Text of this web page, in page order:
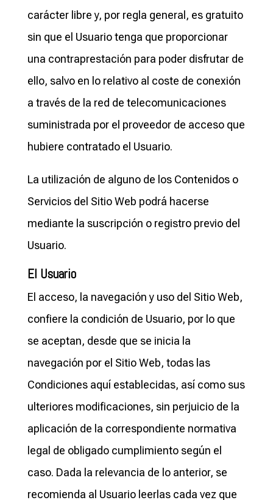
carácter libre y, por regla general, es gratuito
sin que el Usuario tenga que proporcionar
una contraprestación para poder disfrutar de
ello, salvo en lo relativo al coste de conexión
a través de la red de telecomunicaciones
suministrada por el proveedor de acceso que
hubiere contratado el Usuario.
La utilización de alguno de los Contenidos o
Servicios del Sitio Web podrá hacerse
mediante la suscripción o registro previo del
Usuario.
El Usuario
El acceso, la navegación y uso del Sitio Web,
confiere la condición de Usuario, por lo que
se aceptan, desde que se inicia la
navegación por el Sitio Web, todas las
Condiciones aquí establecidas, así como sus
ulteriores modificaciones, sin perjuicio de la
aplicación de la correspondiente normativa
legal de obligado cumplimiento según el
caso. Dada la relevancia de lo anterior, se
recomienda al Usuario leerlas cada vez que